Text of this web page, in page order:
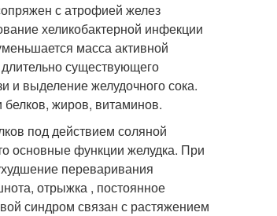
с атрофией желез
хеликобактерной инфекции
масса активной
существующего
и выделение желудочного сока.
жиров, витаминов.
под действием соляной
основные функции желудка. При
переваривания
отрыжка , постоянное
синдром связан с растяжением